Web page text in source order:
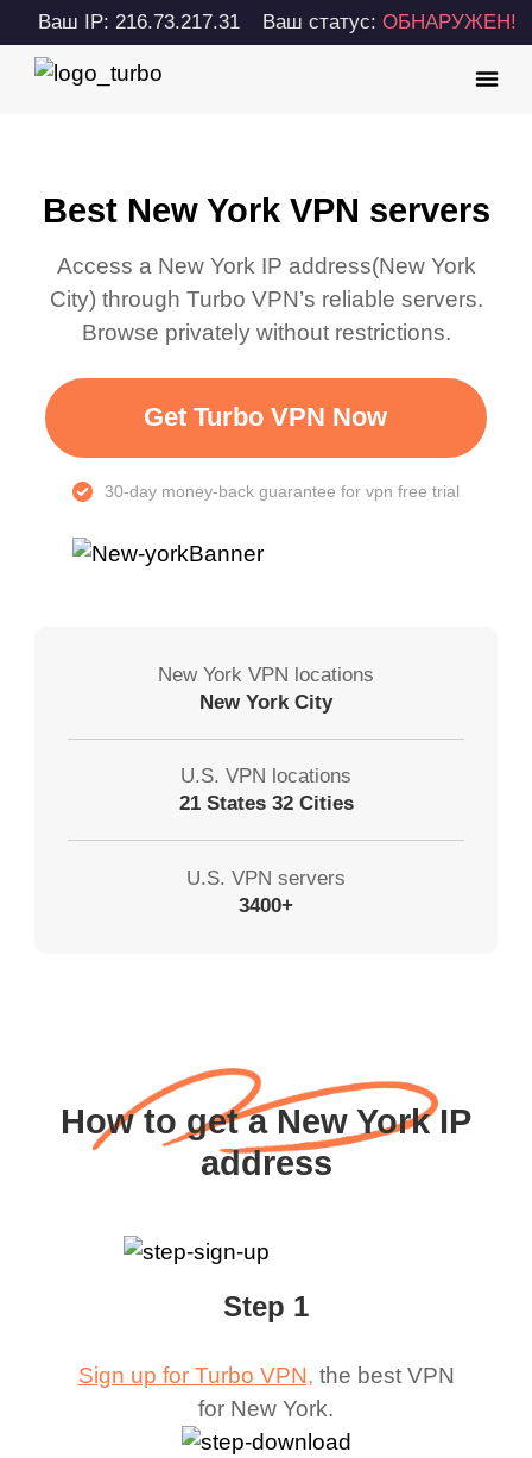
Ваш IP: 216.73.217.31 Ваш статус:ОБНАРУЖЕН!
Best New York VPN servers
Access a New York IP address(New York
City) through Turbo VPN’s reliable servers.
Browse privately without restrictions.
Get Turbo VPN Now
30-day money-back guarantee for vpn free trial
New York VPN locations
New York City
U.S. VPN locations
21 States 32 Cities
U.S. VPN servers
3400+
How to get a New York IP
address
Step 1
Sign up for Turbo VPN, the best VPN
for New York.